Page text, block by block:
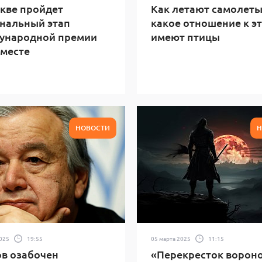
пройдет
этап
премии
Как летают
какое отношение к
имеют птицы
НОВОСТИ
19:55
озабочен
05 марта 2025 11:15
«Перекресток